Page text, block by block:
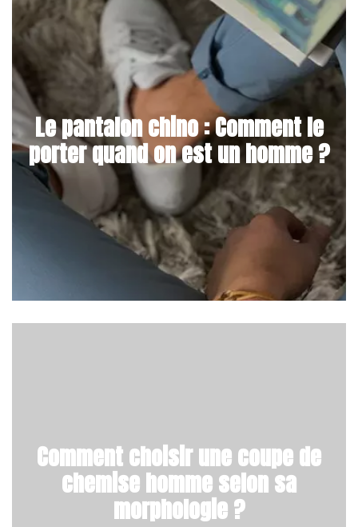
Le pantalon chino : Comment le
porter quand on est un homme ?
Comment choisir une coupe de
chemise homme selon sa
morphologie ?